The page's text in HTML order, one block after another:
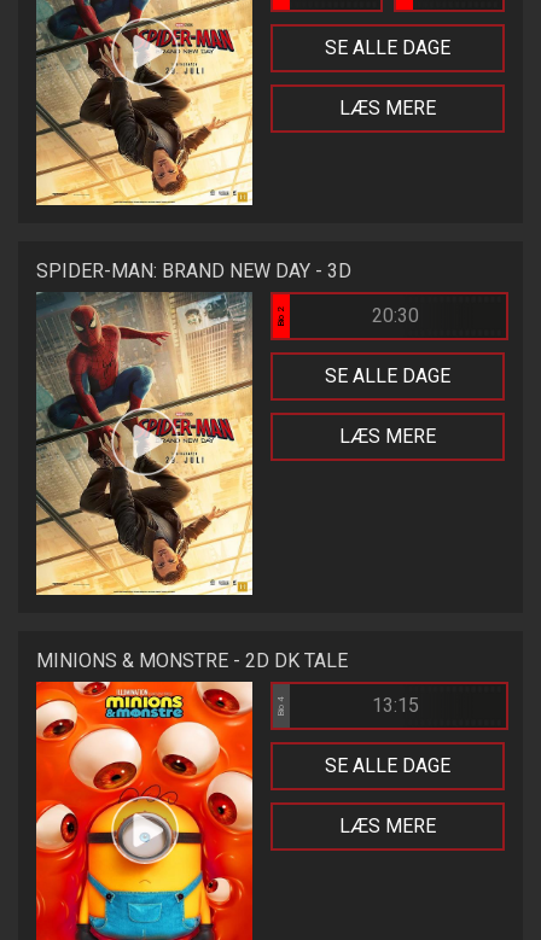
SE ALLE DAGE
LÆS MERE
SPIDER-MAN: BRAND NEW DAY - 3D
Bio 2 20:30
SE ALLE DAGE
LÆS MERE
MINIONS & MONSTRE - 2D DK TALE
Bio 4 13:15
SE ALLE DAGE
LÆS MERE